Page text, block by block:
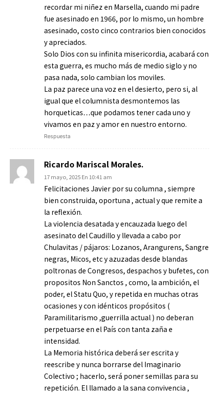
recordar mi niñez en Marsella, cuando mi padre
fue asesinado en 1966, por lo mismo, un hombre
asesinado, costo cinco contrarios bien conocidos
y apreciados.
Solo Dios con su infinita misericordia, acabará con
esta guerra, es mucho más de medio siglo y no
pasa nada, solo cambian los moviles.
La paz parece una voz en el desierto, pero si, al
igual que el columnista desmontemos las
horqueticas…que podamos tener cada uno y
vivamos en paz y amor en nuestro entorno.
Respuesta
Ricardo Mariscal Morales.
17 mayo, 2025 En 10:41 am
Felicitaciones Javier por su columna , siempre
bien construida, oportuna , actual y que remite a
la reflexión.
La violencia desatada y encauzada luego del
asesinato del Caudillo y llevada a cabo por
Chulavitas / pájaros: Lozanos, Arangurens, Sangre
negras, Micos, etc y azuzadas desde blandas
poltronas de Congresos, despachos y bufetes, con
propositos Non Sanctos , como, la ambición, el
poder, el Statu Quo, y repetida en muchas otras
ocasiones y con idénticos propósitos (
Paramilitarismo ,guerrilla actual ) no deberan
perpetuarse en el País con tanta zaña e
intensidad.
La Memoria histórica deberá ser escrita y
reescribe y nunca borrarse del Imaginario
Colectivo ; hacerlo, será poner semillas para su
repetición. El llamado a la sana convivencia ,